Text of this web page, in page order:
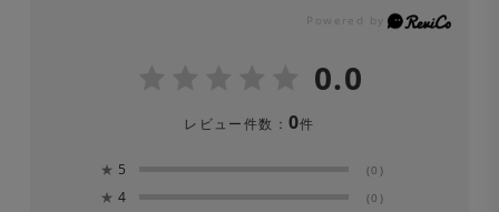
い。漂白剤は絶対に使用しないでください。
※長時間濡れたままにしておくと、色が落ちる場合があり
0.0
レビュー件数： 0件
★ 5 (0)
★ 4 (0)